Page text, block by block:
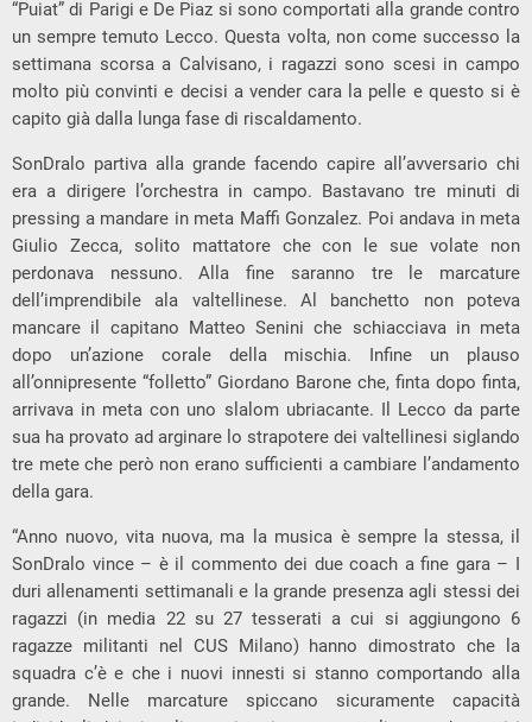
“Puiat” di Parigi e De Piaz si sono comportati alla grande contro
un sempre temuto Lecco. Questa volta, non come successo la
settimana scorsa a Calvisano, i ragazzi sono scesi in campo
molto più convinti e decisi a vender cara la pelle e questo si è
capito già dalla lunga fase di riscaldamento.
SonDralo partiva alla grande facendo capire all’avversario chi
era a dirigere l’orchestra in campo. Bastavano tre minuti di
pressing a mandare in meta Maffi Gonzalez. Poi andava in meta
Giulio Zecca, solito mattatore che con le sue volate non
perdonava nessuno. Alla fine saranno tre le marcature
dell’imprendibile ala valtellinese. Al banchetto non poteva
mancare il capitano Matteo Senini che schiacciava in meta
dopo un’azione corale della mischia. Infine un plauso
all’onnipresente “folletto” Giordano Barone che, finta dopo finta,
arrivava in meta con uno slalom ubriacante. Il Lecco da parte
sua ha provato ad arginare lo strapotere dei valtellinesi siglando
tre mete che però non erano sufficienti a cambiare l’andamento
della gara.
“Anno nuovo, vita nuova, ma la musica è sempre la stessa, il
SonDralo vince – è il commento dei due coach a fine gara – I
duri allenamenti settimanali e la grande presenza agli stessi dei
ragazzi (in media 22 su 27 tesserati a cui si aggiungono 6
ragazze militanti nel CUS Milano) hanno dimostrato che la
squadra c’è e che i nuovi innesti si stanno comportando alla
grande. Nelle marcature spiccano sicuramente capacità